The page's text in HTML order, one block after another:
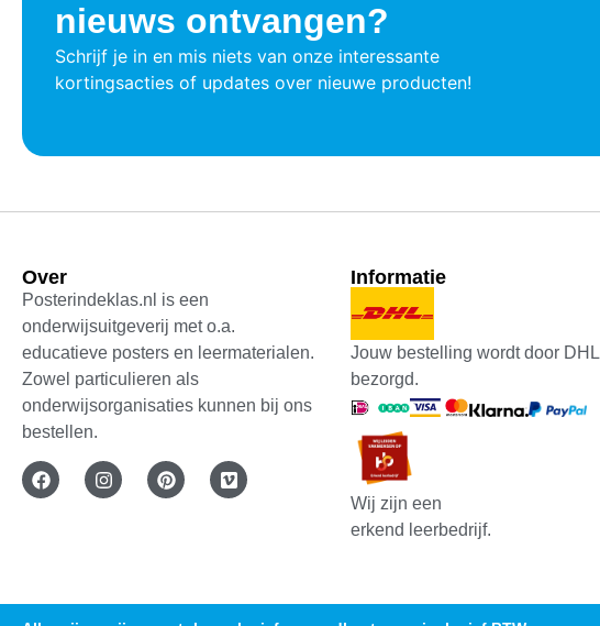
nieuws ontvangen?
Schrijf je in en mis niets van onze interessante
kortingsacties of updates over nieuwe producten!
Over
Posterindeklas.nl is een
onderwijsuitgeverij met o.a.
educatieve posters en leermaterialen.
Zowel particulieren als
onderwijsorganisaties kunnen bij ons
bestellen.
Informatie
Jouw bestelling wordt door DHL
bezorgd.
Wij zijn een
erkend leerbedrijf.